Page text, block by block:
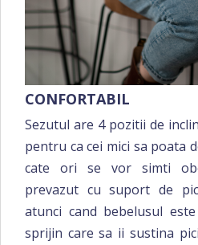
CONFORTABIL
Sezutul are 4 pozitii de
pentru ca cei mici sa poata
cate ori se vor simti
prevazut cu suport de
atunci cand bebelusul
sprijin care sa ii sustina